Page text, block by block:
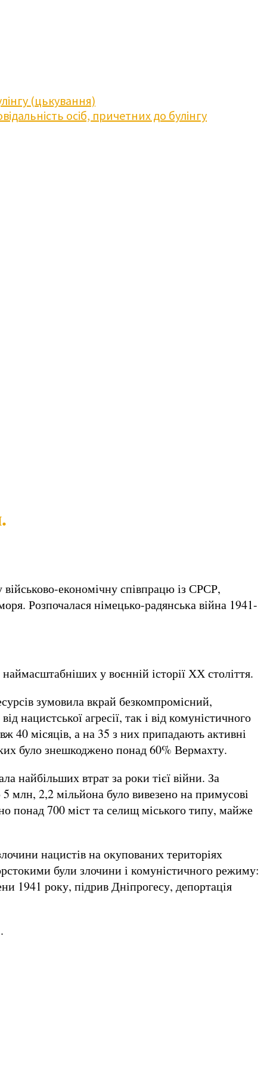
(цькування)
осіб, причетних до булінгу
економічну співпрацю із СРСР,
Розпочалася німецько-радянська війна 1941-
у воєнній історії ХХ століття.
зумовила вкрай безкомпромісний,
нацистської агресії, так і від комуністичного
40 місяців, а на 35 з них припадають активні
було знешкоджено понад 60% Вермахту.
найбільших втрат за роки тієї війни. За
млн, 2,2 мільйона було вивезено на примусові
понад 700 міст та селищ міського типу, майже
нацистів на окупованих територіях
були злочини і комуністичного режиму:
1941 року, підрив Дніпрогесу, депортація